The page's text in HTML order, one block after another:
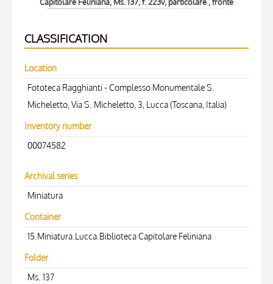
CLASSIFICATION
Location
Fototeca Ragghianti - Complesso Monumentale S.
Micheletto, Via S. Micheletto, 3, Lucca (Toscana, Italia)
Inventory number
00074582
Archival series
Miniatura
Container
15.Miniatura.Lucca.Biblioteca Capitolare Feliniana
Folder
Ms. 137